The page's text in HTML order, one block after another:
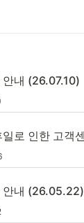
내 (26.07.10)
안내 (26.05.22)